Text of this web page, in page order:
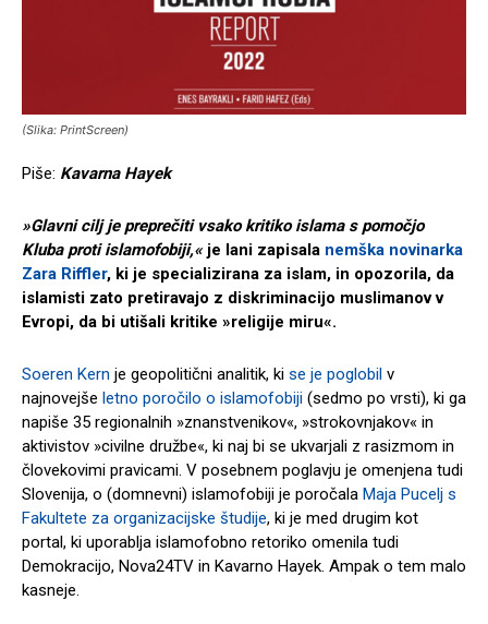
(Slika: PrintScreen)
Piše: Kavarna Hayek
»Glavni cilj je preprečiti vsako kritiko islama s pomočjo
Kluba proti islamofobiji,«je lani zapisala nemška novinarka
Zara Riffler, ki je specializirana za islam, in opozorila, da
islamisti zato pretiravajo z diskriminacijo muslimanov v
Evropi, da bi utišali kritike »religije miru«.
Soeren Kern je geopolitični analitik, ki se je poglobil v
najnovejše letno poročilo o islamofobiji (sedmo po vrsti), ki ga
napiše 35 regionalnih »znanstvenikov«, »strokovnjakov« in
aktivistov »civilne družbe«, ki naj bi se ukvarjali z rasizmom in
človekovimi pravicami. V posebnem poglavju je omenjena tudi
Slovenija, o (domnevni) islamofobiji je poročala Maja Pucelj s
Fakultete za organizacijske študije, ki je med drugim kot
portal, ki uporablja islamofobno retoriko omenila tudi
Demokracijo, Nova24TV in Kavarno Hayek. Ampak o tem malo
kasneje.